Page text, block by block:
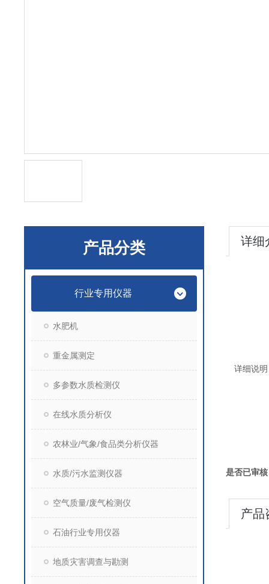
产品分类
行业专用仪器
水肥机
重金属测定
多参数水质检测仪
在线水质分析仪
农林业/气象/食品类分析仪器
水质/污水监测仪器
空气质量/废气检测仪
石油行业专用仪器
地质灾害调查与勘测
详细
详细说
是否已审
产品